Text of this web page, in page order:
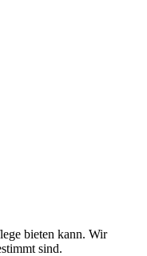
bieten kann. Wir
sind.